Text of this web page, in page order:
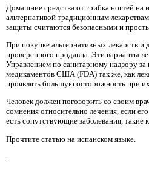
Домашние средства от грибка ногтей на
альтернативой традиционным
защиты считаются безопасными и
При покупке альтернативных лекарств и
проверенного продавца. Эти варианты
Управлением по санитарному надзору
медикаментов США (FDA) так же, как
проявлять большую осторожность при
Человек должен поговорить со своим
сомнения относительно лечения, если
есть сопутствующие заболевания, такие
Прочтите статью на испанском языке.